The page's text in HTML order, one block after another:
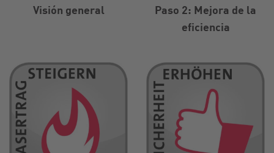
Visión general
Paso 2: Mejora de la
eficiencia